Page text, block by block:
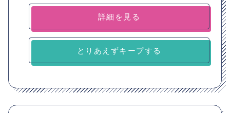
詳細を見る
とりあえずキープする